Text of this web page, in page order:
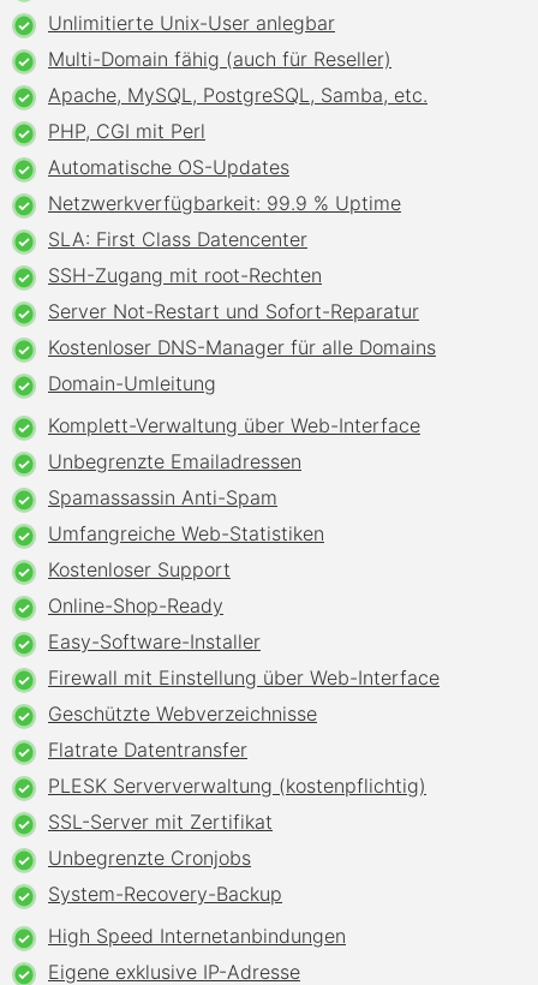
Unlimitierte Unix-User anlegbar
Multi-Domain fähig (auch für Reseller)
Apache, MySQL, PostgreSQL, Samba, etc.
PHP, CGI mit Perl
Automatische OS-Updates
Netzwerkverfügbarkeit: 99.9 % Uptime
SLA: First Class Datencenter
SSH-Zugang mit root-Rechten
Server Not-Restart und Sofort-Reparatur
Kostenloser DNS-Manager für alle Domains
Domain-Umleitung
Komplett-Verwaltung über Web-Interface
Unbegrenzte Emailadressen
Spamassassin Anti-Spam
Umfangreiche Web-Statistiken
Kostenloser Support
Online-Shop-Ready
Easy-Software-Installer
Firewall mit Einstellung über Web-Interface
Geschützte Webverzeichnisse
Flatrate Datentransfer
PLESK Serververwaltung (kostenpflichtig)
SSL-Server mit Zertifikat
Unbegrenzte Cronjobs
System-Recovery-Backup
High Speed Internetanbindungen
Eigene exklusive IP-Adresse